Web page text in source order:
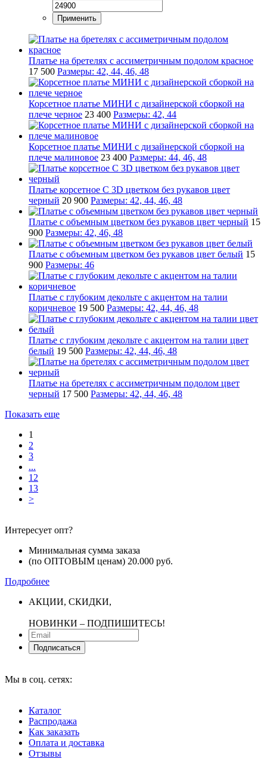
Применить
Платье на бретелях с ассиметричным подолом красное
17 500 Размеры: 42, 44, 46, 48
Корсетное платье МИНИ с дизайнерской сборкой на
плече черное 23 400 Размеры: 42, 44
Корсетное платье МИНИ с дизайнерской сборкой на
плече малиновое 23 400 Размеры: 44, 46, 48
Платье корсетное С 3D цветком без рукавов цвет
черный 20 900 Размеры: 42, 44, 46, 48
Платье с объемным цветком без рукавов цвет черный 15
900 Размеры: 42, 46, 48
Платье с объемным цветком без рукавов цвет белый 15
900 Размеры: 46
Платье с глубоким декольте с акцентом на талии
коричневое 19 500 Размеры: 42, 44, 46, 48
Платье с глубоким декольте с акцентом на талии цвет
белый 19 500 Размеры: 42, 44, 46, 48
Платье на бретелях с ассиметричным подолом цвет
черный 17 500 Размеры: 42, 44, 46, 48
Показать еще
1
2
3
...
12
13
>
Интересует опт?
Минимальная сумма заказа
(по ОПТОВЫМ ценам) 20.000 руб.
Подробнее
АКЦИИ, СКИДКИ,
НОВИНКИ ‒ ПОДПИШИТЕСЬ!
Подписаться
Мы в соц. сетях:
Каталог
Распродажа
Как заказать
Оплата и доставка
Отзывы